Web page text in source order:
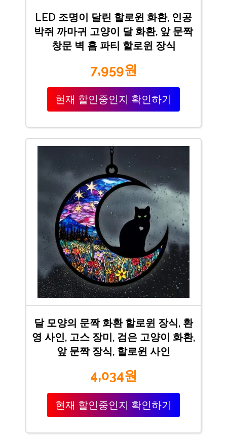
LED 조명이 달린 할로윈 화환, 인공
박쥐 까마귀 고양이 달 화환, 앞 문짝
창문 벽 홈 파티 할로윈 장식
7,959원
현재 할인중인지 확인하기
달 모양의 문짝 화환 할로윈 장식, 환
영 사인, 고스 장미, 검은 고양이 화환,
앞 문짝 장식, 할로윈 사인
4,034원
현재 할인중인지 확인하기